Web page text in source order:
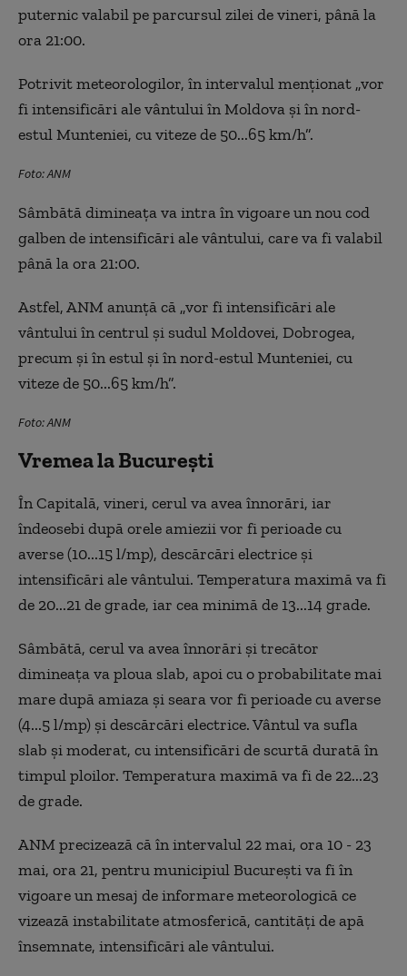
puternic valabil pe parcursul zilei de vineri, până la
ora 21:00.
Potrivit meteorologilor, în intervalul menționat „vor
fi intensificări ale vântului în Moldova și în nord-
estul Munteniei, cu viteze de 50...65 km/h”.
Foto: ANM
Sâmbătă dimineața va intra în vigoare un nou cod
galben de intensificări ale vântului, care va fi valabil
până la ora 21:00.
Astfel, ANM anunță că „vor fi intensificări ale
vântului în centrul și sudul Moldovei, Dobrogea,
precum și în estul și în nord-estul Munteniei, cu
viteze de 50...65 km/h”.
Foto: ANM
Vremea la București
În Capitală, vineri, cerul va avea înnorări, iar
îndeosebi după orele amiezii vor fi perioade cu
averse (10...15 l/mp), descărcări electrice și
intensificări ale vântului. Temperatura maximă va fi
de 20...21 de grade, iar cea minimă de 13...14 grade.
Sâmbătă, cerul va avea înnorări și trecător
dimineața va ploua slab, apoi cu o probabilitate mai
mare după amiaza și seara vor fi perioade cu averse
(4...5 l/mp) și descărcări electrice. Vântul va sufla
slab și moderat, cu intensificări de scurtă durată în
timpul ploilor. Temperatura maximă va fi de 22...23
de grade.
ANM precizează că în intervalul 22 mai, ora 10 - 23
mai, ora 21, pentru municipiul București va fi în
vigoare un mesaj de informare meteorologică ce
vizează instabilitate atmosferică, cantități de apă
însemnate, intensificări ale vântului.